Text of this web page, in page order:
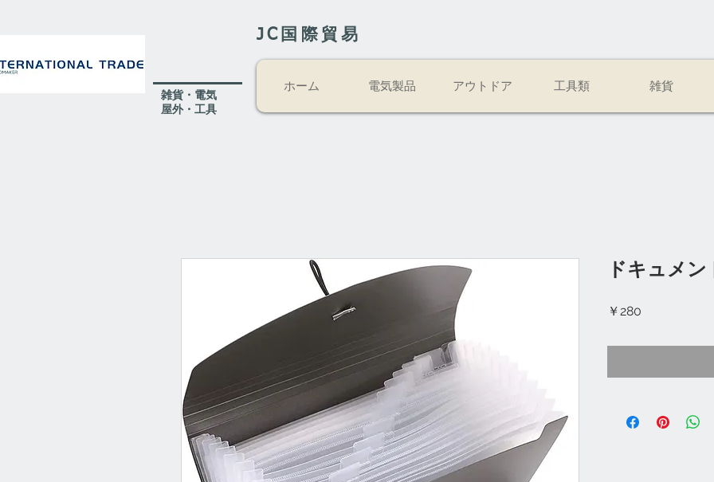
JC国際貿易
​雑貨・電気
​屋外・工具
ホーム 電気製品 アウトドア 工具類 雑貨
ドキュメ
￥280